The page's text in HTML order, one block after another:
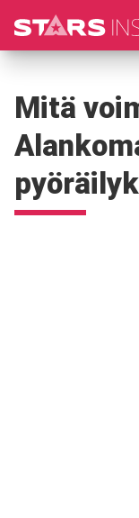
Mitä